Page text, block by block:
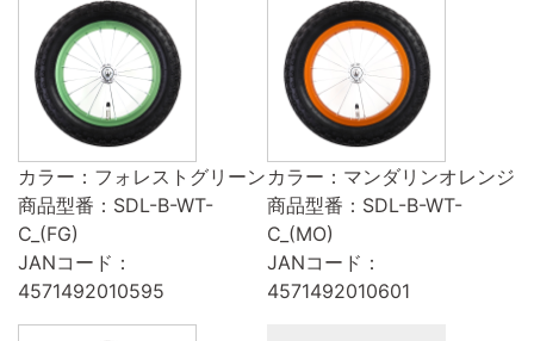
カラー：フォレストグリーン
商品型番：SDL-B-WT-
C_(FG)
JANコード：
4571492010595
カラー：マンダリンオレンジ
商品型番：SDL-B-WT-
C_(MO)
JANコード：
4571492010601